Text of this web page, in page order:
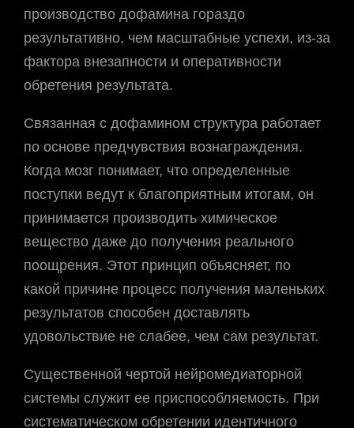
производство дофамина гораздо
результативно, чем масштабные успехи, из-за
фактора внезапности и оперативности
обретения результата.
Связанная с дофамином структура работает
по основе предчувствия вознаграждения.
Когда мозг понимает, что определенные
поступки ведут к благоприятным итогам, он
принимается производить химическое
вещество даже до получения реального
поощрения. Этот принцип объясняет, по
какой причине процесс получения маленьких
результатов способен доставлять
удовольствие не слабее, чем сам результат.
Существенной чертой нейромедиаторной
системы служит ее приспособляемость. При
систематическом обретении идентичного